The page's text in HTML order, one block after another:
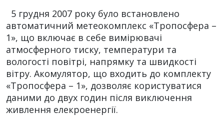
5 грудня 2007 року було встановлено
автоматичний метеокомплекс «Тропосфера –
1», що включає в себе вимірювачі
атмосферного тиску, температури та
вологості повітрі, напрямку та швидкості
вітру. Акомулятор, що входить до комплекту
«Тропосфера – 1», дозволяє користуватися
даними до двух годин після виключення
живлення елекроенергії.